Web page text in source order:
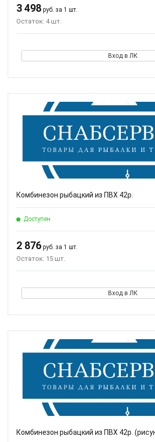
3 498 руб. за 1 шт.
Остаток: 4 шт.
Вход в ЛК
Комбинезон рыбацкий из ПВХ 42р.
Доступен
2 876 руб. за 1 шт.
Остаток: 15 шт.
Вход в ЛК
Комбинезон рыбацкий из ПВХ 42р.